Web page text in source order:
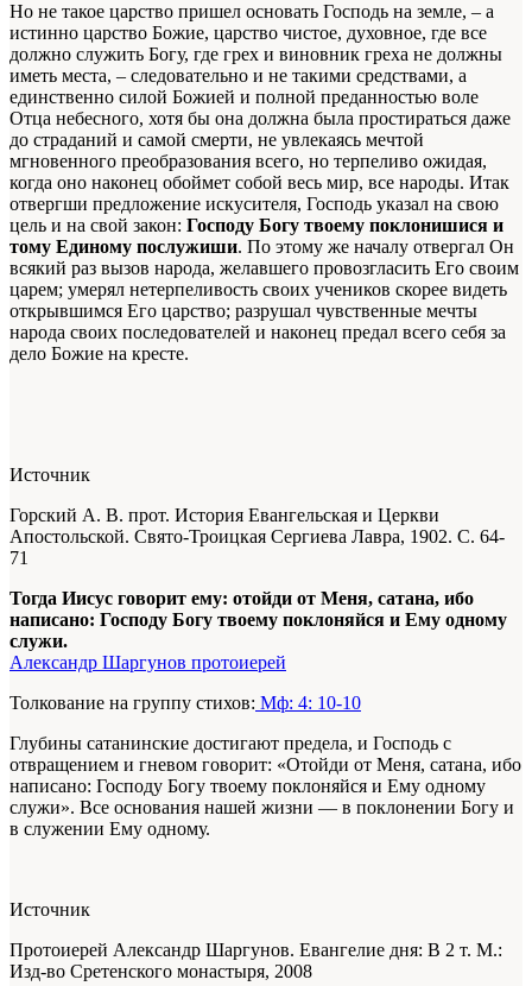
Но не такое царство пришел основать Господь на земле, – а
истинно царство Божие, царство чистое, духовное, где все
должно служить Богу, где грех и виновник греха не должны
иметь места, – следовательно и не такими средствами, а
единственно силой Божией и полной преданностью воле
Отца небесного, хотя бы она должна была простираться даже
до страданий и самой смерти, не увлекаясь мечтой
мгновенного преобразования всего, но терпеливо ожидая,
когда оно наконец обоймет собой весь мир, все народы. Итак
отвергши предложение искусителя, Господь указал на свою
цель и на свой закон: Господу Богу твоему поклонишися и
тому Единому послужиши. По этому же началу отвергал Он
всякий раз вызов народа, желавшего провозгласить Его своим
царем; умерял нетерпеливость своих учеников скорее видеть
открывшимся Его царство; разрушал чувственные мечты
народа своих последователей и наконец предал всего себя за
дело Божие на кресте.
Источник
Горский А. В. прот. История Евангельская и Церкви
Апостольской. Свято-Троицкая Сергиева Лавра, 1902. С. 64-
71
Тогда Иисус говорит ему: отойди от Меня, сатана, ибо
написано: Господу Богу твоему поклоняйся и Ему одному
служи.
Александр Шаргунов протоиерей
Толкование на группу стихов: Мф: 4: 10-10
Глубины сатанинские достигают предела, и Господь с
отвращением и гневом говорит: «Отойди от Меня, сатана, ибо
написано: Господу Богу твоему поклоняйся и Ему одному
служи». Все основания нашей жизни — в поклонении Богу и
в служении Ему одному.
Источник
Протоиерей Александр Шаргунов. Евангелие дня: В 2 т. М.:
Изд-во Сретенского монастыря, 2008